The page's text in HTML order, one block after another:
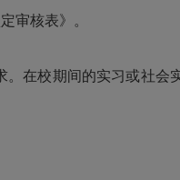
审核表》。
在校期间的实习或社会